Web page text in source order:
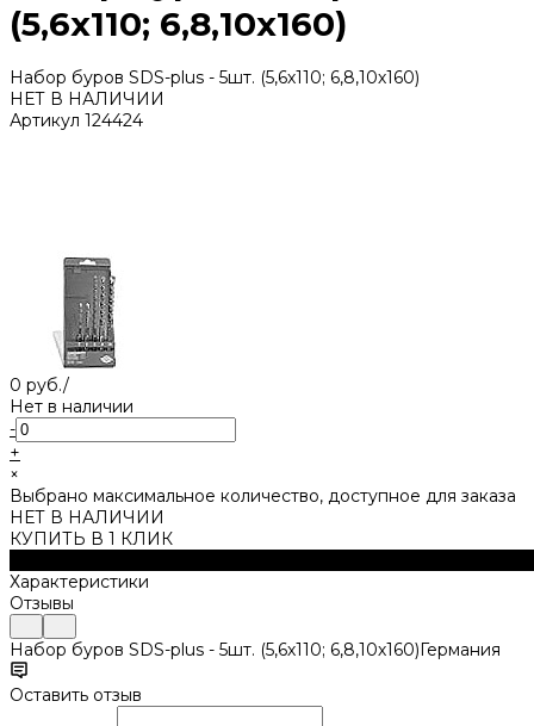
(5,6х110; 6,8,10х160)
Набор буров SDS-plus - 5шт. (5,6х110; 6,8,10х160)
НЕТ В НАЛИЧИИ
Артикул 124424
0 руб./
Нет в наличии
-
+
×
Выбрано максимальное количество, доступное для заказа
НЕТ В НАЛИЧИИ
КУПИТЬ В 1 КЛИК
Характеристики
Отзывы
Набор буров SDS-plus - 5шт. (5,6х110; 6,8,10х160)Германия
Оставить отзыв